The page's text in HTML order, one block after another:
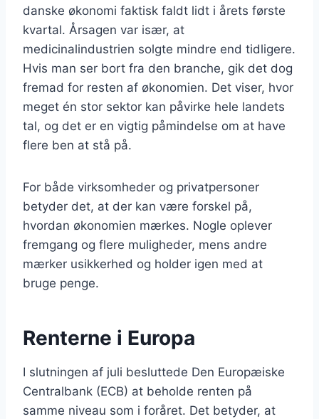
danske økonomi faktisk faldt lidt i årets første
kvartal. Årsagen var især, at
medicinalindustrien solgte mindre end tidligere.
Hvis man ser bort fra den branche, gik det dog
fremad for resten af økonomien. Det viser, hvor
meget én stor sektor kan påvirke hele landets
tal, og det er en vigtig påmindelse om at have
flere ben at stå på.
For både virksomheder og privatpersoner
betyder det, at der kan være forskel på,
hvordan økonomien mærkes. Nogle oplever
fremgang og flere muligheder, mens andre
mærker usikkerhed og holder igen med at
bruge penge.
Renterne i Europa
I slutningen af juli besluttede Den Europæiske
Centralbank (ECB) at beholde renten på
samme niveau som i foråret. Det betyder, at